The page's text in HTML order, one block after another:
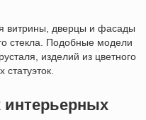
витрины, дверцы и фасады
стекла. Подобные модели
изделий из цветного